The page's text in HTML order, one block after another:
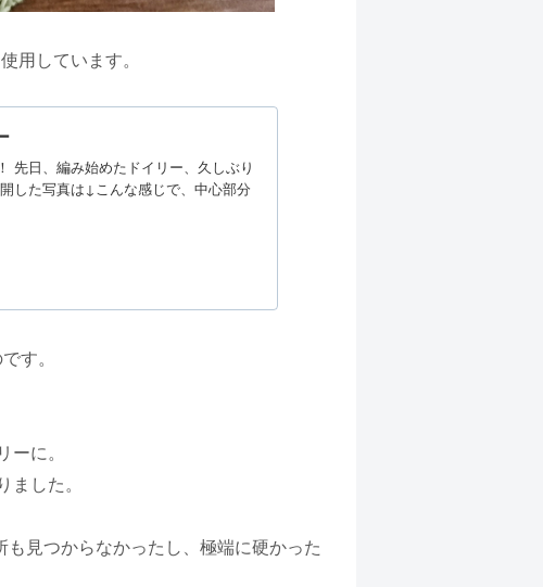
用しています。
先日、編み始めたドイリー、久しぶり
した写真は↓こんな感じで、中心部分
す。
に。
した。
見つからなかったし、極端に硬かった